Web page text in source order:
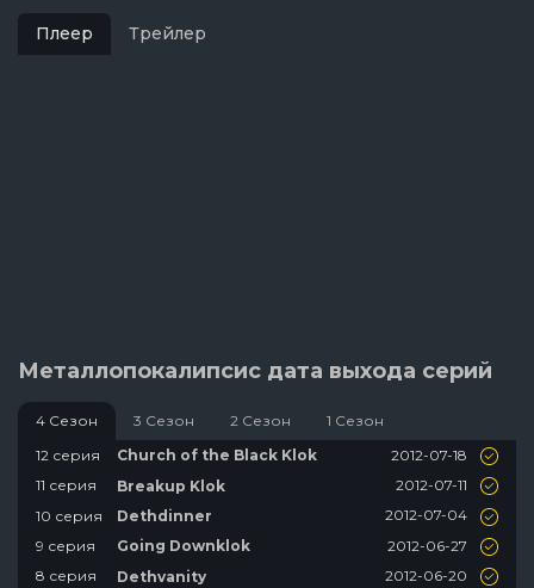
Плеер Трейлер
Металлопокалипсис дата выхода серий
4 Сезон 3 Сезон 2 Сезон
1 Сезон
12 серия
Church of the Black Klok
2012-07-18
11 серия
Breakup Klok
2012-07-11
10 серия
Dethdinner
2012-07-04
9 серия
Going Downklok
2012-06-27
8 серия
Dethvanity
2012-06-20